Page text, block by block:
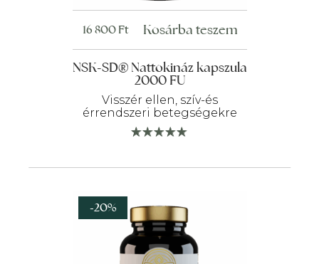
NSK-SD® Nattokináz kapszula
2000 FU
Visszér ellen, szív-és
érrendszeri betegségekre
16 800Ft Kosárba teszem
-20%